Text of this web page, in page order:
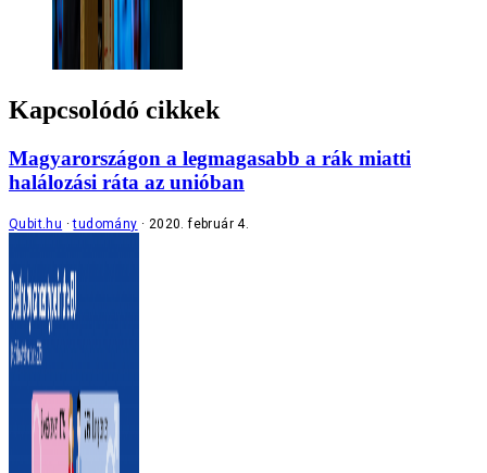
Kapcsolódó cikkek
Magyarországon a legmagasabb a rák miatti
halálozási ráta az unióban
Qubit.hu tudomány 2020. február 4.